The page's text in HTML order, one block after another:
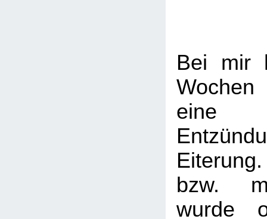
Bei mir
eine
bzw.
wurde